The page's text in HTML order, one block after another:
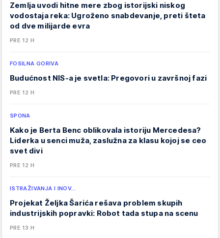
Zemlja uvodi hitne mere zbog istorijski niskog
vodostaja reka: Ugroženo snabdevanje, preti šteta
od dve milijarde evra
PRE 12 H
FOSILNA GORIVA
Budućnost NIS-a je svetla: Pregovori u završnoj fazi
PRE 12 H
SPONA
Kako je Berta Benc oblikovala istoriju Mercedesa?
Liderka u senci muža, zaslužna za klasu kojoj se ceo
svet divi
PRE 12 H
ISTRAŽIVANJA I INOV…
Projekat Željka Šarića rešava problem skupih
industrijskih popravki: Robot tada stupa na scenu
PRE 13 H